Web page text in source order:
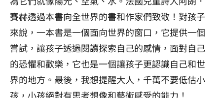
賽赫透過本書向全世界的書和作家們致敬！對孩子
來說，一本書是一個面向世界的窗口，它提供一個
嘗試，讓孩子透過閱讀探索自己的感情，面對自己
的恐懼和歡樂，它也是一個讓孩子更認識自己和世
界的地方。最後，我想提醒大人，千萬不要低估小
孩，小孩絕對有思考想像和藝術感受的能力！